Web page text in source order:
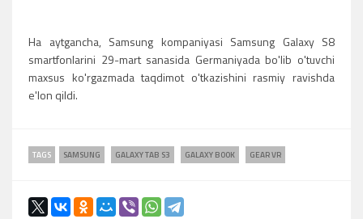
Ha aytgancha, Samsung kompaniyasi Samsung Galaxy S8
smartfonlarini 29-mart sanasida Germaniyada bo'lib o'tuvchi
maxsus ko'rgazmada taqdimot o'tkazishini rasmiy ravishda
e'lon qildi.
TAGS SAMSUNG GALAXY TAB S3 GALAXY BOOK GEAR VR